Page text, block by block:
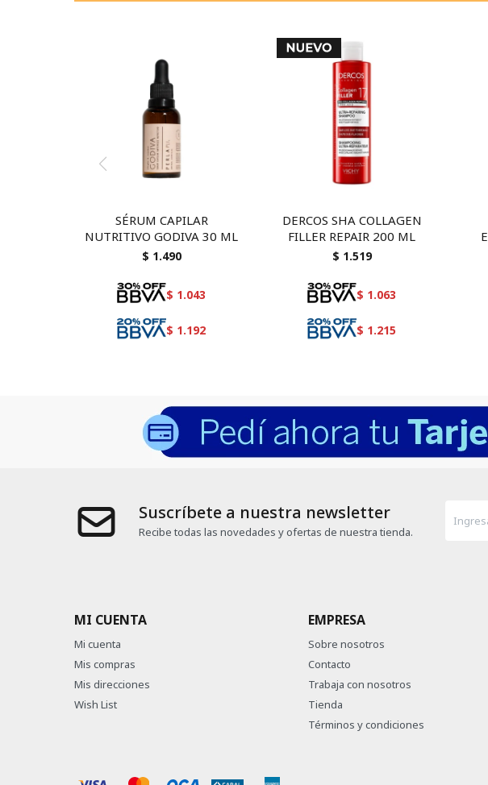
SÉRUM CAPILAR
NUTRITIVO GODIVA 30 ML
$ 1.490
$ 1.043
$ 1.192
DERCOS SHA COLLAGEN
FILLER REPAIR 200 ML
$ 1.519
$ 1.063
$ 1.215
Suscríbete a nuestra newsletter
Recibe todas las novedades y ofertas de nuestra tienda.
MI CUENTA
Mi cuenta
Mis compras
Mis direcciones
Wish List
EMPRESA
Sobre nosotros
Contacto
Trabaja con nosotros
Tienda
Términos y condiciones